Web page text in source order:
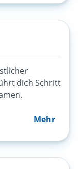
dich Schritt
Mehr